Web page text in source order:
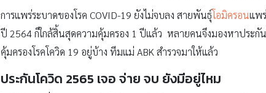
การแพร่ระบาดของโรค COVID-19 ยังไม่จบลง สายพันธุ์โอมิครอนแพ
ปี 2564 ก็ใกล้สิ้นสุดความคุ้มครอง 1 ปีแล้ว หลายคนจึงมองหาประ
คุ้มครองโรคโควิด 19 อยู่บ้าง ทีมแม่ ABK สำรวจมาให้แล้ว
ประกันโควิด 2565 เจอ จ่าย จบ ยังมีอยู่ไหม